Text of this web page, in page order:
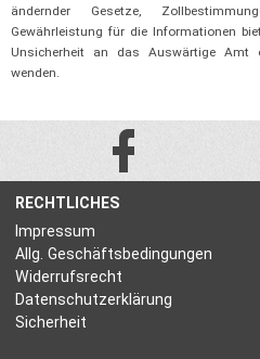
ändernder Gesetze,
Gewährleistung für die Informationen
Unsicherheit an das Auswärtige Amt
wenden.
RECHTLICHES
Impressum
Allg. Geschäftsbedingungen
Widerrufsrecht
Datenschutzerklärung
Sicherheit